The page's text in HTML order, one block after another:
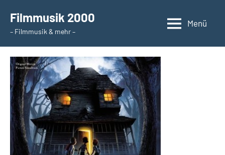
Inhalt
springen
Filmmusik 2000
– Filmmusik & mehr –
Menü